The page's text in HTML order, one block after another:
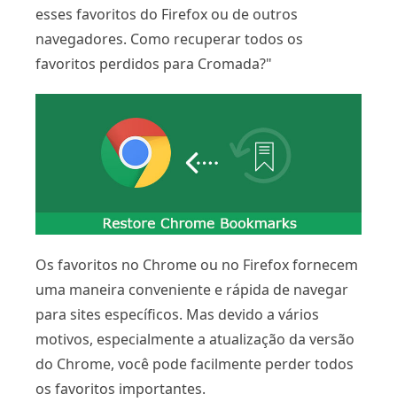
esses favoritos do Firefox ou de outros
navegadores. Como recuperar todos os
favoritos perdidos para Cromada?"
Os favoritos no Chrome ou no Firefox fornecem
uma maneira conveniente e rápida de navegar
para sites específicos. Mas devido a vários
motivos, especialmente a atualização da versão
do Chrome, você pode facilmente perder todos
os favoritos importantes.